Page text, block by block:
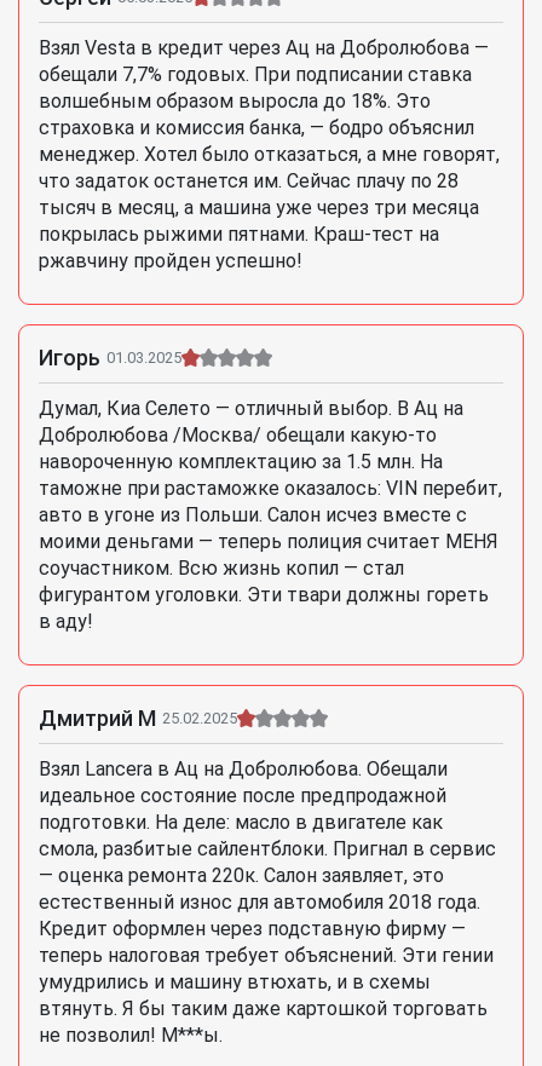
Взял Vesta в кредит через Ац на Добролюбова —
обещали 7,7% годовых. При подписании ставка
волшебным образом выросла до 18%. Это
страховка и комиссия банка, — бодро объяснил
менеджер. Хотел было отказаться, а мне говорят,
что задаток останется им. Сейчас плачу по 28
тысяч в месяц, а машина уже через три месяца
покрылась рыжими пятнами. Краш-тест на
ржавчину пройден успешно!
Игорь 01.03.2025
Думал, Киа Селето — отличный выбор. В Ац на
Добролюбова /Москва/ обещали какую-то
навороченную комплектацию за 1.5 млн. На
таможне при растаможке оказалось: VIN перебит,
авто в угоне из Польши. Салон исчез вместе с
моими деньгами — теперь полиция считает МЕНЯ
соучастником. Всю жизнь копил — стал
фигурантом уголовки. Эти твари должны гореть
в аду!
Дмитрий М 25.02.2025
Взял Lancera в Ац на Добролюбова. Обещали
идеальное состояние после предпродажной
подготовки. На деле: масло в двигателе как
смола, разбитые сайлентблоки. Пригнал в сервис
— оценка ремонта 220к. Салон заявляет, это
естественный износ для автомобиля 2018 года.
Кредит оформлен через подставную фирму —
теперь налоговая требует объяснений. Эти гении
умудрились и машину втюхать, и в схемы
втянуть. Я бы таким даже картошкой торговать
не позволил! М***ы.